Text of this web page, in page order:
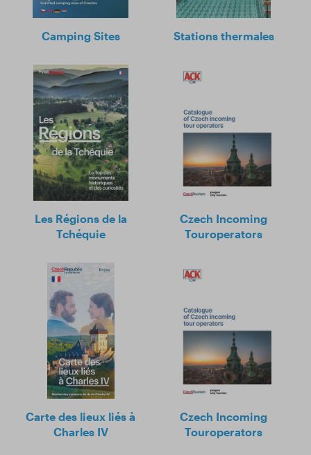
Camping Sites Stations thermales
Les Régions de la
Tchéquie
Czech Incoming
Touroperators
Carte des lieux liés à
Charles IV
Czech Incoming
Touroperators